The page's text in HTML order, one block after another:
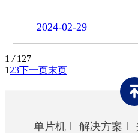
2024-02-29
1 / 127
1 23下一页末页
单片机 解决方案